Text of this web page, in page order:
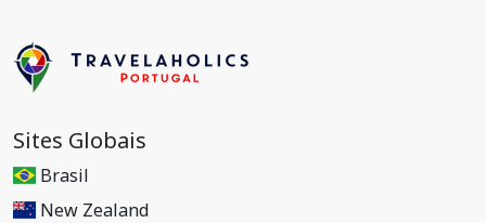
Sites Globais
Brasil
New Zealand